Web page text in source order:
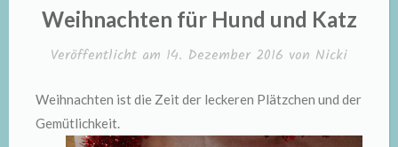
Weihnachten für Hund und Katz
Veröffentlicht am 14. Dezember 2016 von Nicki
Weihnachten ist die Zeit der leckeren Plätzchen und der
Gemütlichkeit.